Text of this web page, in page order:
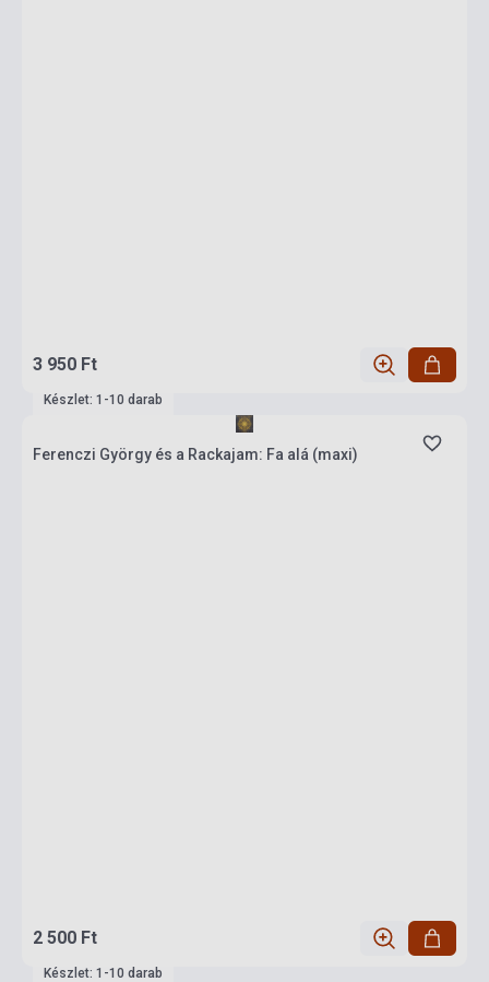
3 950 Ft
Készlet: 1-10 darab
Ferenczi György és a Rackajam: Fa alá (maxi)
2 500 Ft
Készlet: 1-10 darab